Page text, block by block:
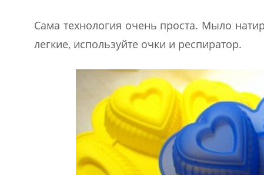
Сама технология очень проста. Мыло
легкие, используйте очки и респиратор.